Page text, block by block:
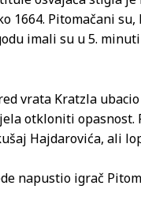
1664. Pitomačani
imali su u 5.
vrata Kratzla
otkloniti opasnost.
Hajdarovića, ali
napustio igrač